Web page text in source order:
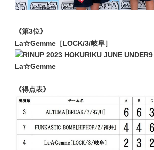
《第3位》
La☆Gemme［LOCK/3/岐阜］
《得点表》